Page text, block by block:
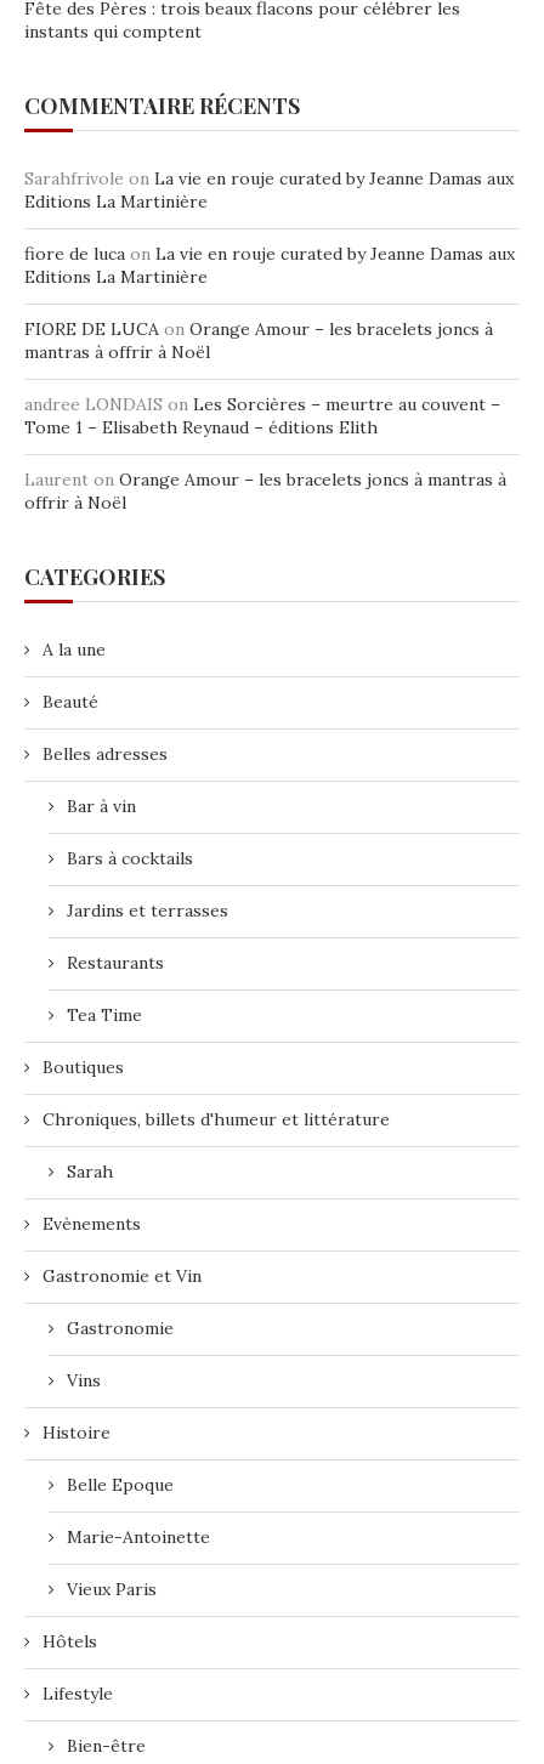
Fête des Pères : trois beaux flacons pour célébrer les
instants qui comptent
COMMENTAIRE RÉCENTS
Sarahfrivole on La vie en rouje curated by Jeanne Damas aux
Editions La Martinière
fiore de luca on La vie en rouje curated by Jeanne Damas aux
Editions La Martinière
FIORE DE LUCA on Orange Amour – les bracelets joncs à
mantras à offrir à Noël
andree LONDAIS on Les Sorcières – meurtre au couvent –
Tome 1 – Elisabeth Reynaud – éditions Elith
Laurent on Orange Amour – les bracelets joncs à mantras à
offrir à Noël
CATEGORIES
A la une
Beauté
Belles adresses
Bar à vin
Bars à cocktails
Jardins et terrasses
Restaurants
Tea Time
Boutiques
Chroniques, billets d'humeur et littérature
Sarah
Evènements
Gastronomie et Vin
Gastronomie
Vins
Histoire
Belle Epoque
Marie-Antoinette
Vieux Paris
Hôtels
Lifestyle
Bien-être